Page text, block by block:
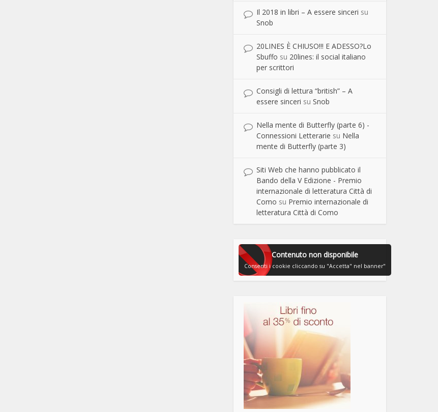
Il 2018 in libri – A essere sinceri su
Snob
20LINES È CHIUSO!!! E ADESSO?Lo
Sbuffo su 20lines: il social italiano
per scrittori
Consigli di lettura “british” – A
essere sinceri su Snob
Nella mente di Butterfly (parte 6) -
Connessioni Letterarie su Nella
mente di Butterfly (parte 3)
Siti Web che hanno pubblicato il
Bando della V Edizione - Premio
internazionale di letteratura Città di
Como su Premio internazionale di
letteratura Città di Como
Contenuto non disponibile
Consenti i cookie cliccando su "Accetta" nel banner"